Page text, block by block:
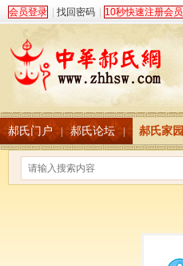
会员登录 找回密码 10秒快速注册会员
郝氏门户 | 郝氏论坛 | 郝氏家园